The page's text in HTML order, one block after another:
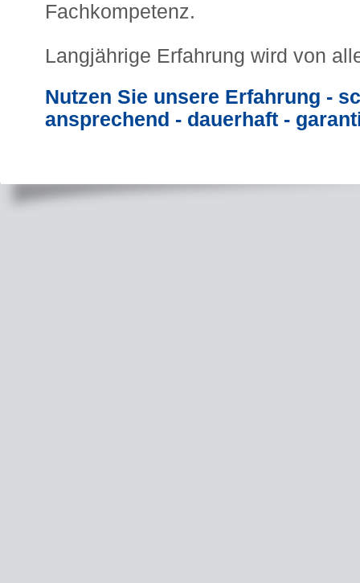
Fachkompetenz.
Langjährige Erfahrung wird von
Nutzen Sie unsere Erfahrung -
ansprechend - dauerhaft -